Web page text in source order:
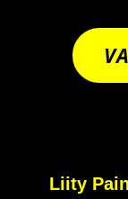
Liity